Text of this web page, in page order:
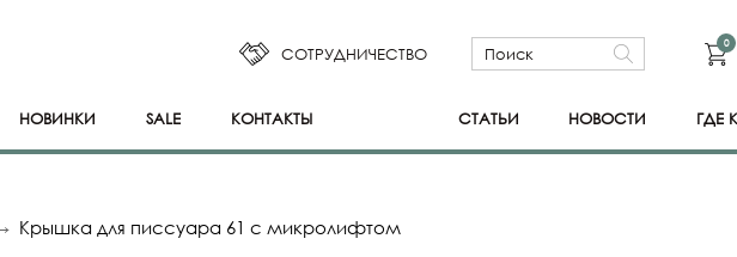
СОТРУДНИЧЕСТВО
0
НОВИНКИ SALE КОНТАКТЫ СТАТЬИ НОВОСТИ ГДЕ
Крышка для писсуара 61 с микролифтом